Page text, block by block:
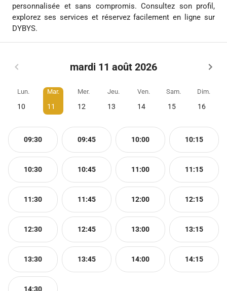
personnalisée et sans compromis. Consultez son profil,
explorez ses services et réservez facilement en ligne sur
DYBYS.
mardi 11 août 2026
Lun.
10
Mar.
11
Mer.
12
Jeu.
13
Ven.
14
Sam.
15
Dim.
16
09:30 09:45 10:00 10:15
10:30 10:45 11:00 11:15
11:30 11:45 12:00 12:15
12:30 12:45 13:00 13:15
13:30 13:45 14:00 14:15
14:30